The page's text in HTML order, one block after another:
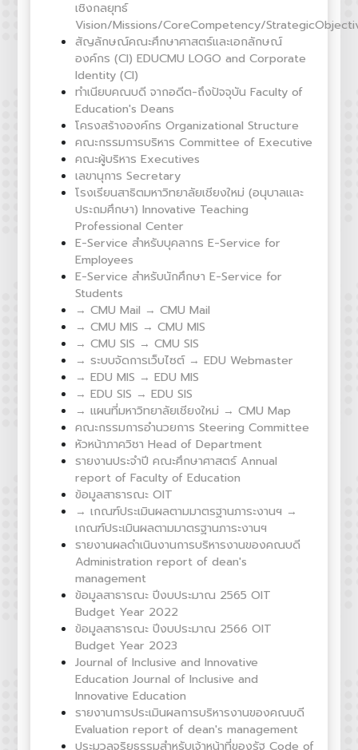
เชิงกลยุทธ์
Vision/Missions/CoreCompetency/
สัญลักษณ์คณะศึกษาศาสตร์และเอกลักษณ์
องค์กร (CI) EDUCMU LOGO and Corporate
Identity (CI)
ทำเนียบคณบดี จากอดีต-ถึงปัจจุบัน Faculty of
Education's Deans
โครงสร้างองค์กร Organizational Structure
คณะกรรมการบริหาร Committee of Executive
คณะผู้บริหาร Executives
เลขานุการ Secretary
โรงเรียนสาธิตมหาวิทยาลัยเชียงใหม่ (อนุบาลและ
ประถมศึกษา) Innovative Teaching
Professional Center
E-Service สำหรับบุคลากร E-Service for
Employees
E-Service สำหรับนักศึกษา E-Service for
Students
→ CMU Mail → CMU Mail
→ CMU MIS → CMU MIS
→ CMU SIS → CMU SIS
→ ระบบจัดการเว็บไซต์ → EDU Webmaster
→ EDU MIS → EDU MIS
→ EDU SIS → EDU SIS
→ แผนที่มหาวิทยาลัยเชียงใหม่ → CMU Map
คณะกรรมการอำนวยการ Steering Committee
หัวหน้าภาควิชา Head of Department
รายงานประจำปี คณะศึกษาศาสตร์ Annual
report of Faculty of Education
ข้อมูลสาธารณะ OIT
→ เกณฑ์ประเมินผลตามมาตรฐานภาระงานฯ →
เกณฑ์ประเมินผลตามมาตรฐานภาระงานฯ
รายงานผลดำเนินงานการบริหารงานของคณบดี
Administration report of dean's
management
ข้อมูลสาธารณะ ปีงบประมาณ 2565 OIT
Budget Year 2022
ข้อมูลสาธารณะ ปีงบประมาณ 2566 OIT
Budget Year 2023
Journal of Inclusive and Innovative
Education Journal of Inclusive and
Innovative Education
รายงานการประเมินผลการบริหารงานของคณบดี
Evaluation report of dean's management
ประมวลจริยธรรมสำหรับเจ้าหน้าที่ของรัฐ Code of